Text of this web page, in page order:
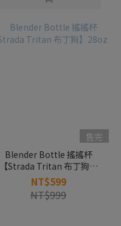
售完
Blender Bottle 搖搖杯
【Strada Tritan 布丁狗】
28oz
NT$599
NT$999